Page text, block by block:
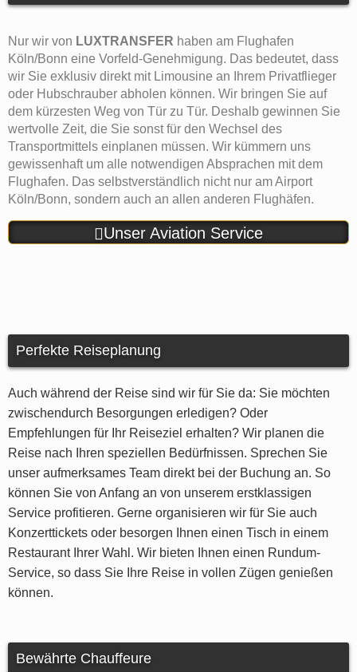
Nur wir von LUXTRANSFER haben am Flughafen
Köln/Bonn eine Vorfeld-Genehmigung. Das bedeutet, dass
wir Sie exklusiv direkt mit Limousine an Ihrem Privatflieger
oder Hubschrauber abholen können. Wir bringen Sie auf
dem kürzesten Weg von Tür zu Tür. Deshalb gewinnen Sie
wertvolle Zeit, die Sie sonst für den Wechsel des
Transportmittels einplanen müssen. Wir kümmern uns
gewissenhaft um alle notwendigen Absprachen mit dem
Flughafen. Das selbstverständlich nicht nur am Airport
Köln/Bonn, sondern auch an allen anderen Flughäfen.
Unser Aviation Service
Perfekte Reiseplanung
Auch während der Reise sind wir für Sie da: Sie möchten
zwischendurch Besorgungen erledigen? Oder
Empfehlungen für Ihr Reiseziel erhalten? Wir planen die
Reise nach Ihren speziellen Bedürfnissen. Sprechen Sie
unser aufmerksames Team direkt bei der Buchung an. So
können Sie von Anfang an von unserem erstklassigen
Service profitieren. Gerne organisieren wir für Sie auch
Konzerttickets oder besorgen Ihnen einen Tisch in einem
Restaurant Ihrer Wahl. Wir bieten Ihnen einen Rundum-
Service, so dass Sie Ihre Reise in vollen Zügen genießen
können.
Bewährte Chauffeure